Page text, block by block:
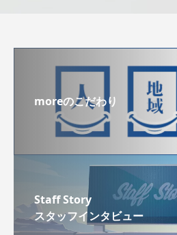
moreのこだわり
Staff Story
スタッフインタビュー